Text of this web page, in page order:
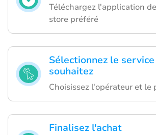
Téléchargez l'application
store préféré
Sélectionnez le
souhaitez
Choisissez l'opérateur et le
Finalisez l'achat